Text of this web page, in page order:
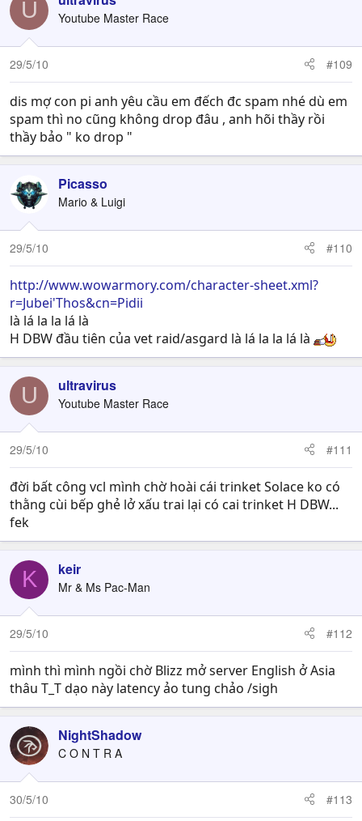
U Youtube Master Race
29/5/10 #109
dis mợ con pi anh yêu cầu em đếch đc spam nhé dù em
spam thì no cũng không drop đâu , anh hõi thầy rồi
thầy bảo " ko drop "
Picasso
Mario & Luigi
29/5/10 #110
http://www.wowarmory.com/character-sheet.xml?
r=Jubei'Thos&cn=Pidii
là lá la la lá là
H DBW đầu tiên của vet raid/asgard là lá la la lá là
U ultravirus
Youtube Master Race
29/5/10 #111
đời bất công vcl mình chờ hoài cái trinket Solace ko có
thằng cùi bếp ghẻ lở xấu trai lại có cai trinket H DBW...
fek
K keir
Mr & Ms Pac-Man
29/5/10 #112
mình thì mình ngồi chờ Blizz mở server English ở Asia
thâu T_T dạo này latency ảo tung chảo /sigh
NightShadow
C O N T R A
30/5/10 #113